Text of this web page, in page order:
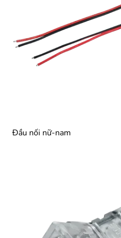
Đầu nối nữ-nam